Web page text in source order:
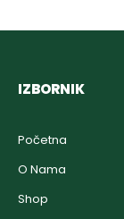
IZBORNIK
Početna
O Nama
Shop